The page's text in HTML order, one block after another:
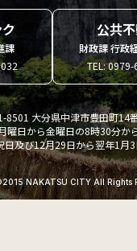
課
公共
財政課 行政
TEL:
8501 大分県中津市豊田町14
曜日から金曜日の8時30分か
日及び12月29日から翌年1月3
NAKATSU CITY All Rights